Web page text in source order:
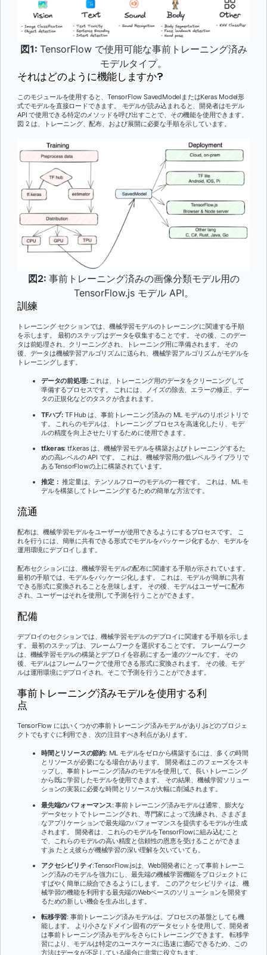
図1: TensorFlow で使用可能な事前トレーニング済み
モデルタイプ。
それはどのように機能しますか?
このモジュールを使用すると、TensorFlow SavedModelまたはKeras Model形
式でモデルを直接ロードできます。 モデルが読み込まれると、開発者はモデル
API で使用できる特定のメソッドを呼び出すことで、その機能を使用できます。
図 2 は、トレーニング、配布、および展開に必要な手順を示しています。
図2: 事前トレーニング済みの画像分類モデル用の
TensorFlow.js モデル API。
訓練
トレーニング セクションでは、機械学習モデルのトレーニングに関連する手順
を示します。 最初のステップはデータを収集することです。 その後、このデー
タは前処理され、クリーニングされ、トレーニング用に準備されます。 その
後、データは機械学習アルゴリズムに送られ、機械学習アルゴリズムがモデルを
トレーニングします。
データの前処理:これは、トレーニング用のデータをクリーニングして
準備するプロセスです。 これには、ノイズの除去、エラーの修正、デー
タの正規化などのタスクが含まれます。
TFハブ: TF Hub は、事前トレーニング済みの ML モデルのリポジトリで
す。 これらのモデルは、トレーニング プロセスを高速化したり、モデ
ルの精度を向上させたりするために使用できます。
tf.keras: tf.keras は、機械学習モデルを構築およびトレーニングするた
めの高レベルの API です。 これは、機械学習用の低レベルライブラリで
あるTensorFlowの上に構築されています。
推定： 推定量は、テンソルフローのモデルの一種です。 これは、ML モ
デルを構築してトレーニングするための簡単な方法です。
流通
配布は、機械学習モデルをユーザーが使用できるようにするプロセスです。 こ
れを行うには、簡単に共有できる形式でモデルをパッケージ化するか、モデルを
運用環境にデプロイします。
配布セクションには、機械学習モデルの配布に関連する手順が示されています。
最初の手順では、モデルをパッケージ化します。 これは、モデルが簡単に共有
できる形式に変換されることを意味します。 その後、モデルはユーザーに配布
され、ユーザーはそれを使用して予測を行うことができます。
配備
デプロイのセクションでは、機械学習モデルのデプロイに関連する手順を示しま
す。 最初のステップは、フレームワークを選択することです。 フレームワーク
は、機械学習モデルの構築とデプロイを容易にする一連のツールです。 その
後、モデルはフレームワークで使用できる形式に変換されます。 その後、モデ
ルは運用環境にデプロイされ、そこで予測を行うことができます。
事前トレーニング済みモデルを使用する利
点
TensorFlow にはいくつかの事前トレーニング済みモデルがあり.jsどのプロジェ
クトでもすぐに利用でき、次の注目すべき利点があります。
時間とリソースの節約: ML モデルをゼロから構築するには、多くの時間
とリソースが必要になる場合があります。 開発者はこのフェーズをスキ
ップし、事前トレーニング済みのモデルを使用して、長いトレーニング
から既に学習したモデルを使用できます。 その結果、機械学習ソリュー
ションの実装に必要な時間とリソースが大幅に削減されます。
最先端のパフォーマンス: 事前トレーニング済みモデルは通常、膨大な
データセットでトレーニングされ、専門家によって洗練され、さまざま
なアプリケーションで最先端のパフォーマンスを提供するモデルが生成
されます。 開発者は、これらのモデルをTensorFlowに組み込むこと
で、これらのモデルの高い精度と信頼性の恩恵を受けることができま
す.js たとえ彼らが機械学習の深い理解を欠いていても。
アクセシビリティ:TensorFlow.jsは、Web開発者にとって事前トレーニ
ング済みのモデルを強力にし、最先端の機械学習機能をプロジェクトに
すばやく簡単に統合できるようにします。 このアクセシビリティは、機
械学習の機能を利用する最先端のWebベースのソリューションを開発す
るための新しい機会を生み出します。
転移学習: 事前トレーニング済みモデルは、プロセスの基盤としても機
能します。 より小さなドメイン固有のデータセットを使用して、開発者
は事前トレーニング済みモデルをさらにトレーニングできます。 転移学
習により、モデルは特定のユースケースに迅速に適応できるため、この
方法はデータが不足している場合に非常に役立ちます。